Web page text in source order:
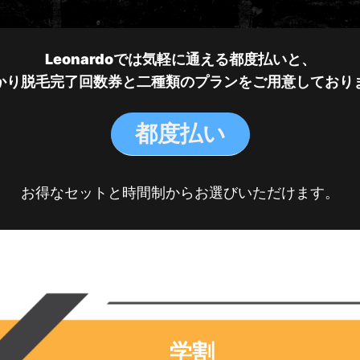
Leonardoでは気軽に通える都度払いと、
り脱毛完了回数券と二種類のプランをご用意しており
都度払い
お得なセットと時間制からお選びいただけます。
学割